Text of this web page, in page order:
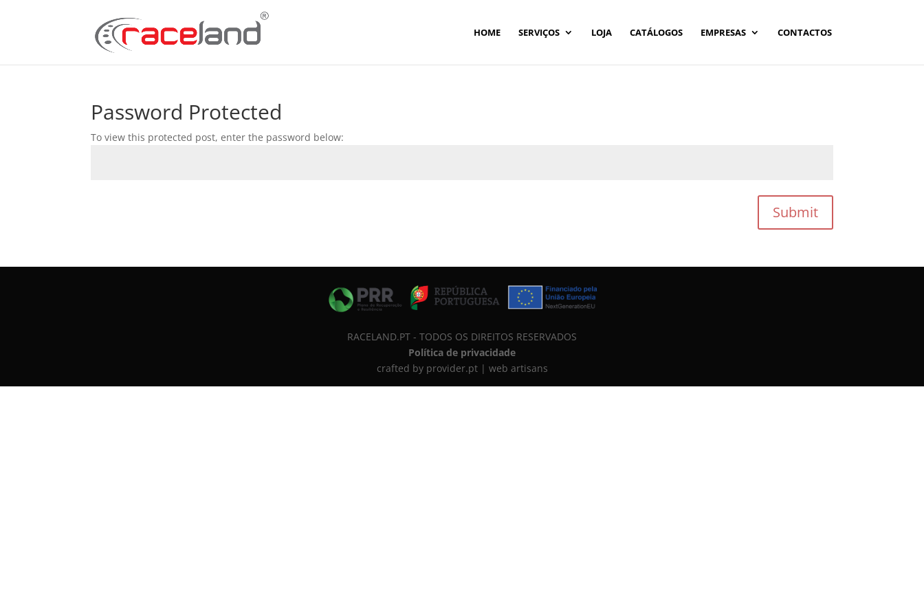
HOME SERVIÇOS LOJA CATÁLOGOS EMPRESAS CONTACTOS
Password Protected
To view this protected post, enter the password below:
Submit
RACELAND.PT - TODOS OS DIREITOS RESERVADOS
Política de privacidade
crafted by provider.pt | web artisans